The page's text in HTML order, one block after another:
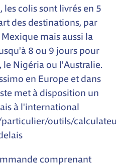
colis sont livrés en 5
des destinations, par
mais aussi la
8 ou 9 jours pour
le Nigéria ou l'Australie.
en Europe et dans
met à disposition un
à l'international
outils/
comprenant